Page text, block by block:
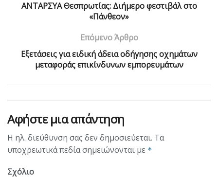
ΑΝΤΑΡΣΥΑ Θεσπρωτίας: Διήμερο φεστιβάλ στο
«Πάνθεον»
Επόμενο Άρθρο
Εξετάσεις για ειδική άδεια οδήγησης οχημάτων
μεταφοράς επικίνδυνων εμπορευμάτων
Αφήστε μια απάντηση
Η ηλ. διεύθυνση σας δεν δημοσιεύεται. Τα
υποχρεωτικά πεδία σημειώνονται με *
Σχόλιο